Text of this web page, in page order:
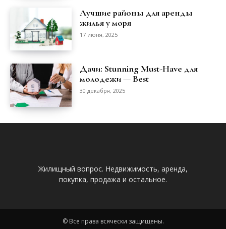
Лучшие районы для аренды
жилья у моря
17 июня, 2025
Дачи: Stunning Must-Have для
молодежи — Best
30 декабря, 2025
Жилищный вопрос. Недвижимость, аренда,
покупка, продажа и остальное.
© Все права всячески защищены.